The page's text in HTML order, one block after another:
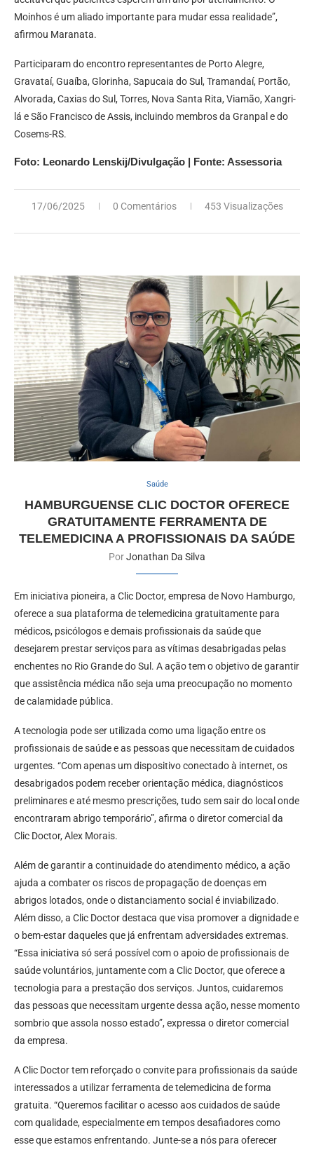
Moinhos é um aliado importante para mudar essa realidade”,
afirmou Maranata.
Participaram do encontro representantes de Porto Alegre,
Gravataí, Guaíba, Glorinha, Sapucaia do Sul, Tramandaí, Portão,
Alvorada, Caxias do Sul, Torres, Nova Santa Rita, Viamão, Xangri-
lá e São Francisco de Assis, incluindo membros da Granpal e do
Cosems-RS.
Foto: Leonardo Lenskij/Divulgação | Fonte: Assessoria
17/06/2025 0 Comentários 453 Visualizações
Saúde
HAMBURGUENSE CLIC DOCTOR OFERECE
GRATUITAMENTE FERRAMENTA DE
TELEMEDICINA A PROFISSIONAIS DA SAÚDE
PorJonathan Da Silva
Em iniciativa pioneira, a Clic Doctor, empresa de Novo Hamburgo,
oferece a sua plataforma de telemedicina gratuitamente para
médicos, psicólogos e demais profissionais da saúde que
desejarem prestar serviços para as vítimas desabrigadas pelas
enchentes no Rio Grande do Sul. A ação tem o objetivo de garantir
que assistência médica não seja uma preocupação no momento
de calamidade pública.
A tecnologia pode ser utilizada como uma ligação entre os
profissionais de saúde e as pessoas que necessitam de cuidados
urgentes. “Com apenas um dispositivo conectado à internet, os
desabrigados podem receber orientação médica, diagnósticos
preliminares e até mesmo prescrições, tudo sem sair do local onde
encontraram abrigo temporário”, afirma o diretor comercial da
Clic Doctor, Alex Morais.
Além de garantir a continuidade do atendimento médico, a ação
ajuda a combater os riscos de propagação de doenças em
abrigos lotados, onde o distanciamento social é inviabilizado.
Além disso, a Clic Doctor destaca que visa promover a dignidade e
o bem-estar daqueles que já enfrentam adversidades extremas.
“Essa iniciativa só será possível com o apoio de profissionais de
saúde voluntários, juntamente com a Clic Doctor, que oferece a
tecnologia para a prestação dos serviços. Juntos, cuidaremos
das pessoas que necessitam urgente dessa ação, nesse momento
sombrio que assola nosso estado”, expressa o diretor comercial
da empresa.
A Clic Doctor tem reforçado o convite para profissionais da saúde
interessados a utilizar ferramenta de telemedicina de forma
gratuita. “Queremos facilitar o acesso aos cuidados de saúde
com qualidade, especialmente em tempos desafiadores como
esse que estamos enfrentando. Junte-se a nós para oferecer